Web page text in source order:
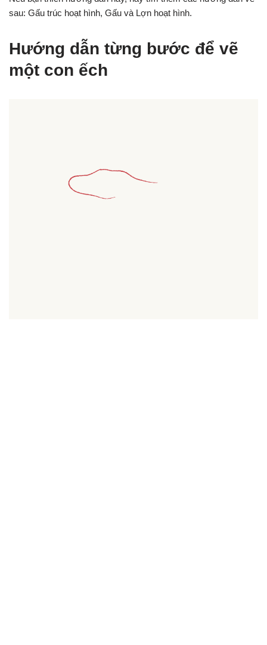
sau: Gấu trúc hoạt hình, Gấu và Lợn hoạt hình.
Hướng dẫn từng bước để vẽ
một con ếch